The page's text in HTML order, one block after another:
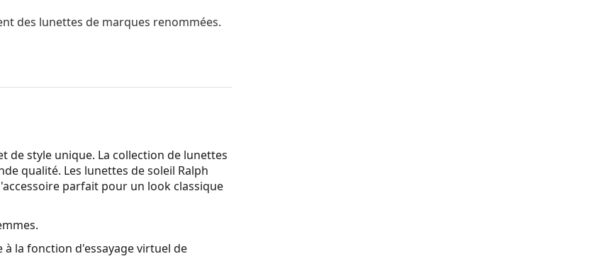
des lunettes de marques renommées.
de style unique. La collection de lunettes
qualité. Les lunettes de soleil Ralph
parfait pour un look classique
à la fonction d'essayage virtuel de